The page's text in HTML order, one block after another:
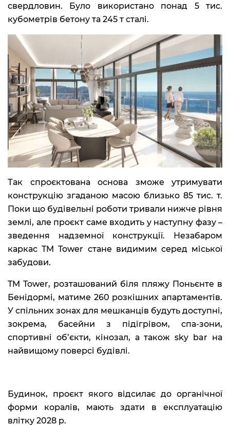
свердловин. Було використано понад 5 тис.
кубометрів бетону та 245 т сталі.
Так спроєктована основа зможе утримувати
конструкцію згаданою масою близько 85 тис. т.
Поки що будівельні роботи тривали нижче рівня
землі, але проєкт саме входить у наступну фазу –
зведення надземної конструкції. Незабаром
каркас TM Tower стане видимим серед міської
забудови.
TM Tower, розташований біля пляжу Поньєнте в
Бенідормі, матиме 260 розкішних апартаментів.
У спільних зонах для мешканців будуть доступні,
зокрема, басейни з підігрівом, спа-зони,
спортивні об’єкти, кінозал, а також sky bar на
найвищому поверсі будівлі.
Будинок, проєкт якого відсилає до органічної
форми коралів, мають здати в експлуатацію
влітку 2028 р.